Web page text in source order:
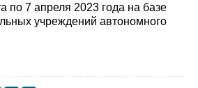
по 7 апреля 2023 года на базе
учреждений автономного